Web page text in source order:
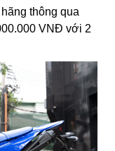
thông qua
VNĐ với 2